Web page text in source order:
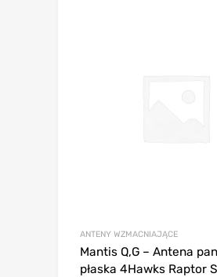
ANTENY WZMACNIAJĄCE
Mantis Q,G – Antena
płaska 4Hawks Raptor